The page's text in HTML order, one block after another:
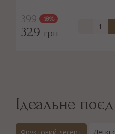
399 -18%
329 грн
Ідеальне
Фруктовий десерт Легкі